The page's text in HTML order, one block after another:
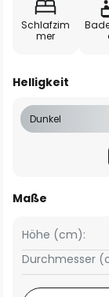
Schlafzim
mer
Helligkeit
Dunkel
Maße
Höhe (cm):
Durchmesser